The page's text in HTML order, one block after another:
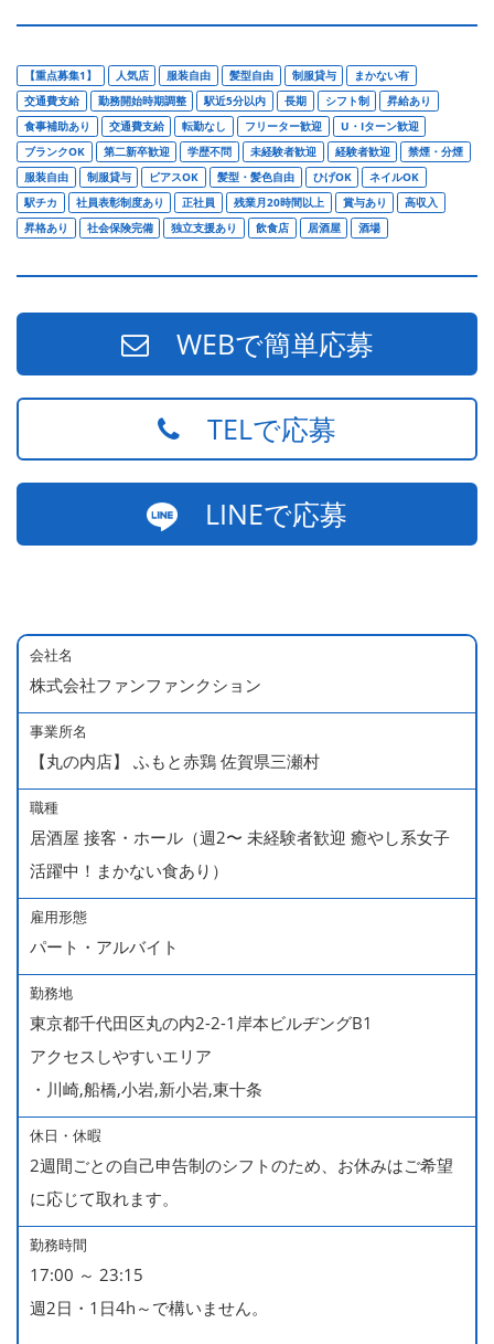
【重点募集1】 人気店 服装自由 髪型自由 制服貸与
まかない有
交通費支給
勤務開始時期調整 駅近5分以内 長期 シフト制
昇給あり
食事補助あり
交通費支給 転勤なし フリーター歓迎
U・Iターン歓迎
ブランクOK
第二新卒歓迎 学歴不問 未経験者歓迎 経験者歓迎
禁煙・分煙
服装自由
制服貸与 ピアスOK 髪型・髪色自由 ひげOK
ネイルOK
駅チカ
社員表彰制度あり 正社員 残業月20時間以上 賞与あり
高収入
昇格あり
社会保険完備 独立支援あり 飲食店 居酒屋 酒場
WEBで簡単応募
TELで応募
LINEで応募
会社名
株式会社ファンファンクション
事業所名
【丸の内店】 ふもと赤鶏 佐賀県三瀬村
職種
居酒屋 接客・ホール（週2〜 未経験者歓迎 癒やし系女子
活躍中！まかない食あり）
雇用形態
パート・アルバイト
勤務地
東京都千代田区丸の内2-2-1岸本ビルヂングB1
アクセスしやすいエリア
・川崎,船橋,小岩,新小岩,東十条
休日・休暇
2週間ごとの自己申告制のシフトのため、お休みはご希望
に応じて取れます。
勤務時間
17:00 ～ 23:15
週2日・1日4h～で構いません。